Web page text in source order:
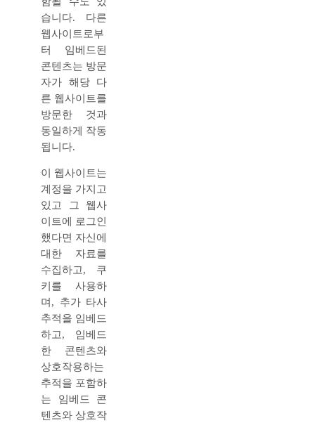
습니다. 다른
웹사이트로부
터 임베드된
콘텐츠는 방문
자가 해당 다
른 웹사이트를
방문한 것과
동일하게 작동
됩니다.
이 웹사이트는
계정을 가지고
있고 그 웹사
이트에 로그인
했다면 자신에
대한 자료를
수집하고, 쿠
키를 사용하
며, 추가 타사
추적을 임베드
하고, 임베드
한 콘텐츠와
상호작용하는
추적을 포함하
는 임베드 콘
텐츠와 상호작